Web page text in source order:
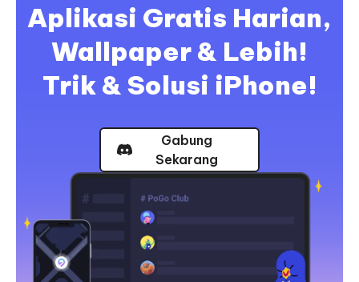
Aplikasi Gratis Harian,
Wallpaper & Lebih!
Trik & Solusi iPhone!
Gabung
Sekarang